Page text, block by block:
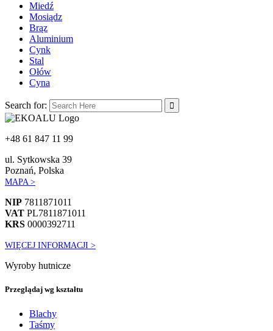
Miedź
Mosiądz
Brąz
Aluminium
Cynk
Stal
Ołów
Cyna
Search for:
+48 61 847 11 99
ul. Sytkowska 39
Poznań, Polska
MAPA >
NIP 7811871011
VAT PL7811871011
KRS 0000392711
WIĘCEJ INFORMACJI >
Wyroby hutnicze
Przeglądaj wg kształtu
Blachy
Taśmy